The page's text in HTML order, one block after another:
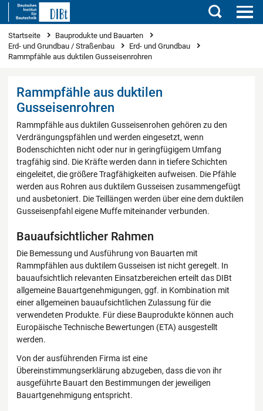
Suchen
Sie sind hier
Startseite
Bauprodukte und Bauarten
Erd- und Grundbau / Straßenbau
Erd- und Grundbau
Rammpfähle aus duktilen Gusseisenrohren
Rammpfähle aus duktilen
Gusseisenrohren
Rammpfähle aus duktilen Gusseisenrohen gehören zu den
Verdrängungspfählen und werden eingesetzt, wenn
Bodenschichten nicht oder nur in geringfügigem Umfang
tragfähig sind. Die Kräfte werden dann in tiefere Schichten
eingeleitet, die größere Tragfähigkeiten aufweisen. Die Pfähle
werden aus Rohren aus duktilem Gusseisen zusammengefügt
und ausbetoniert. Die Teillängen werden über eine dem duktilen
Gusseisenpfahl eigene Muffe miteinander verbunden.
Bauaufsichtlicher Rahmen
Die Bemessung und Ausführung von Bauarten mit
Rammpfählen aus duktilem Gusseisen ist nicht geregelt. In
bauaufsichtlich relevanten Einsatzbereichen erteilt das DIBt
allgemeine Bauartgenehmigungen, ggf. in Kombination mit
einer allgemeinen bauaufsichtlichen Zulassung für die
verwendeten Produkte. Für diese Bauprodukte können auch
Europäische Technische Bewertungen (ETA) ausgestellt
werden.
Von der ausführenden Firma ist eine
Übereinstimmungserklärung abzugeben, dass die von ihr
ausgeführte Bauart den Bestimmungen der jeweiligen
Bauartgenehmigung entspricht.